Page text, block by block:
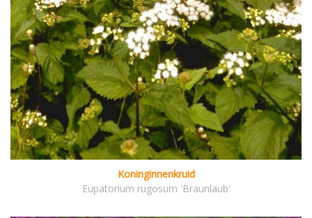
Koninginnenkruid
Eupatorium rugosum 'Braunlaub'